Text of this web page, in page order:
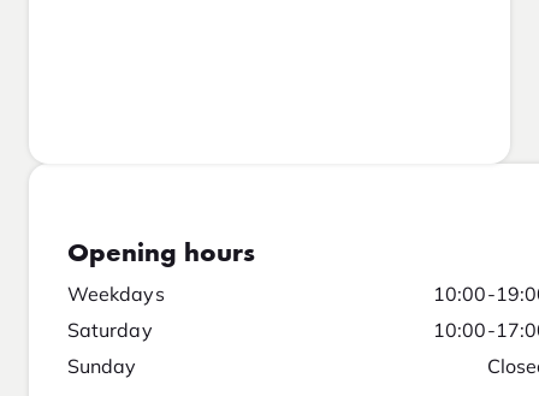
Opening hours
Weekdays
10:00-
Saturday
10:00-
Sunday